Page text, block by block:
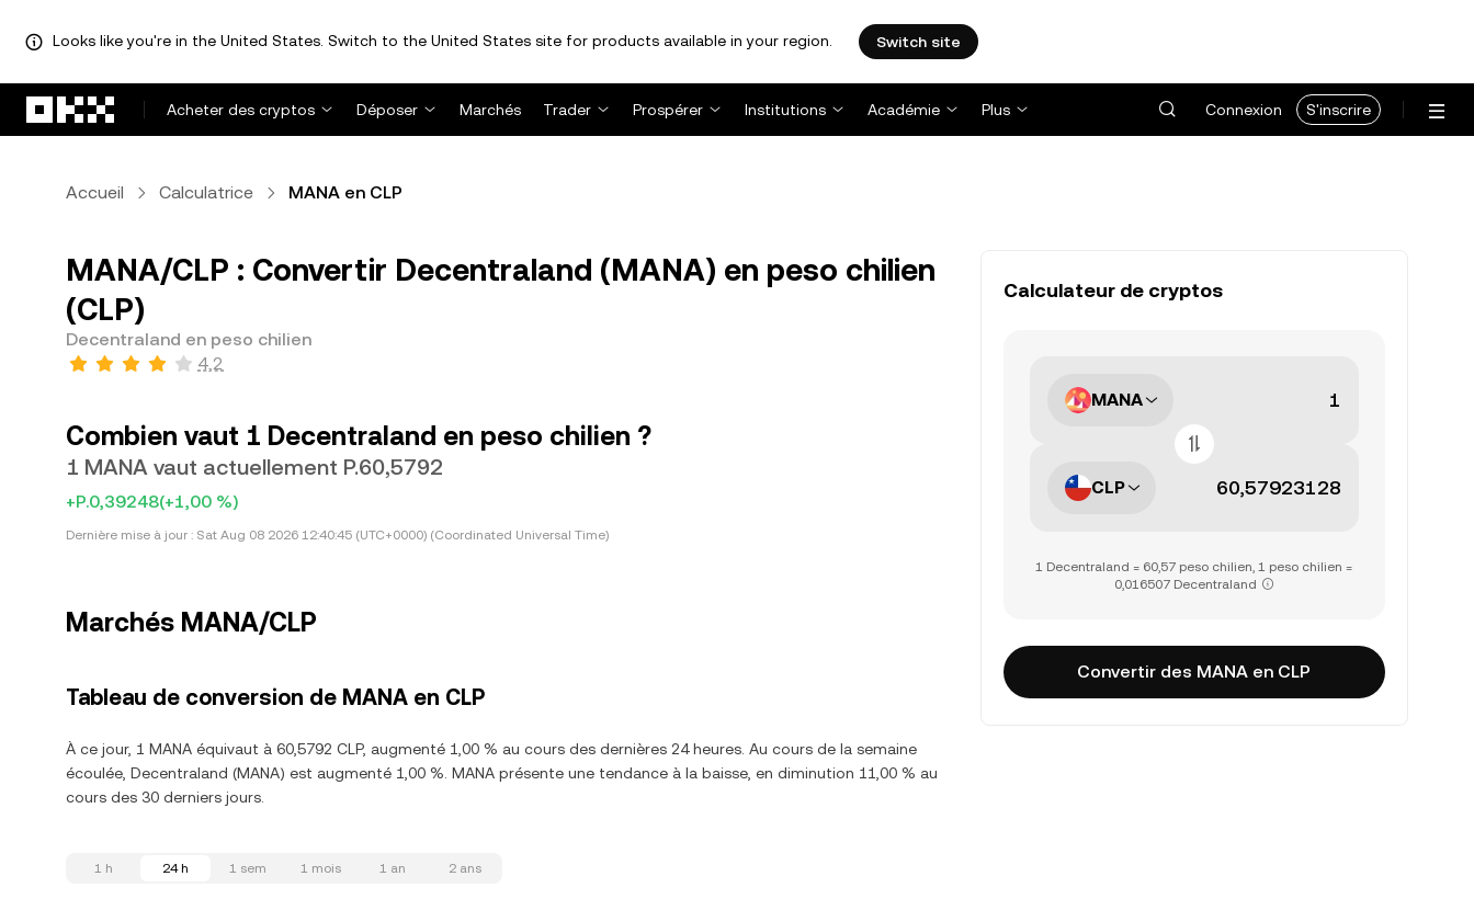
Looks like you're in the United States. Switch to the United States site for products available in your region. Switch site
Acheter des cryptos
Déposer Marchés Trader Prospérer Institutions Académie Plus Connexion S'inscrire
Accueil Calculatrice MANA en CLP
MANA/CLP : Convertir Decentraland (MANA) en peso chilien
(CLP)
Decentraland en peso chilien
4,2
Combien vaut 1 Decentraland en peso chilien ?
1 MANA vaut actuellement P.60,5792
+P.0,39248(+1,00 %)
Dernière mise à jour : Sat Aug 08 2026 12:40:45 (UTC+0000) (Coordinated Universal Time)
Marchés MANA/CLP
Tableau de conversion de MANA en CLP
À ce jour, 1 MANA équivaut à 60,5792 CLP, augmenté 1,00 % au cours des dernières 24 heures. Au cours de la semaine
écoulée, Decentraland (MANA) est augmenté 1,00 %. MANA présente une tendance à la baisse, en diminution 11,00 % au
cours des 30 derniers jours.
1 h 24 h 1 sem 1 mois 1 an 2 ans
Calculateur de cryptos
MANA
CLP
1 Decentraland = 60,57 peso chilien, 1 peso chilien =
0,016507 Decentraland
Convertir des MANA en CLP